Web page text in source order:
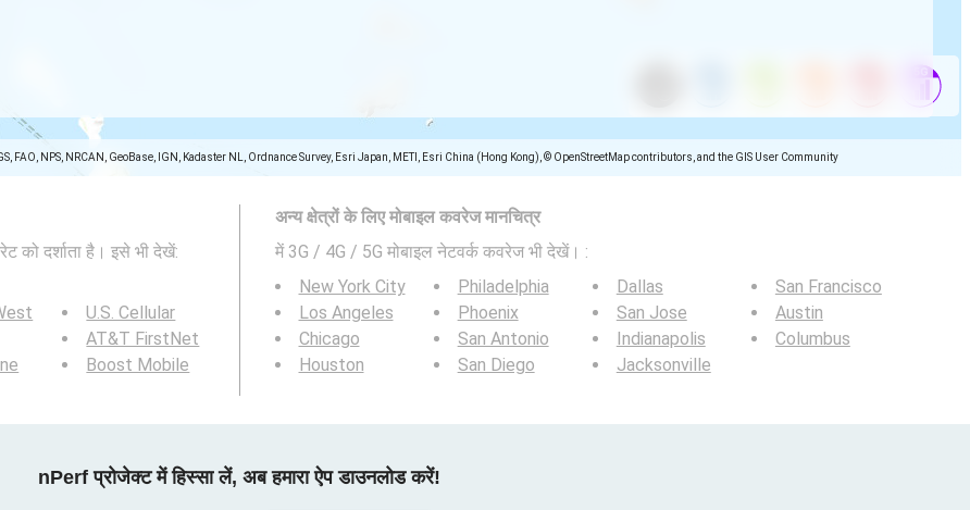
FAO, NPS, NRCAN, GeoBase, IGN, Kadaster NL, Ordnance Survey, Esri Japan, METI, Esri China (Hong Kong), © OpenStreetMap contributors, and the GIS User Community
को दर्शाता है। इसे भी देखें:
U.S. Cellular
AT&T FirstNet
Boost Mobile
अन्य क्षेत्रों के लिए मोबाइल कवरेज मानचित्र
में 3G / 4G / 5G मोबाइल नेटवर्क कवरेज भी देखें। :
New York City
Los Angeles
Chicago
Houston
Philadelphia
Phoenix
San Antonio
San Diego
Dallas
San Jose
Indianapolis
Jacksonville
San Francisco
Austin
Columbus
nPerf प्रोजेक्ट में हिस्सा लें, अब हमारा ऐप डाउनलोड करें!